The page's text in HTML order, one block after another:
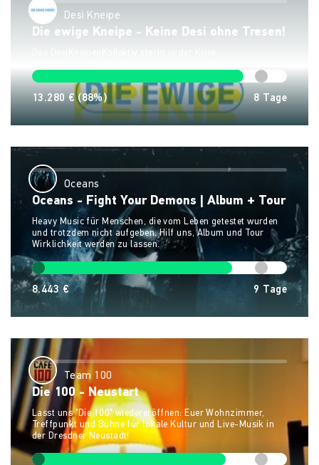
Desi Kneipe
Die ewige Kneipe - Keine Desi ohne Tresen!
13.280 €(88%) 8 Tage
Oceans
Oceans - Fight Your Demons | Album + Tour
Heavy Music für Menschen, die vom Leben getestet wurden
und trotzdem nicht aufgeben. Hilf uns, Album und Tour
Wirklichkeit werden zu lassen.
8.443 € 9 Tage
Team 100
Die 100 - Neustart
Lasst uns "Die 100" wiedereröffnen: Euer Wohnzimmer,
Treffpunkt und Bühne für lokale Kultur und Live-Musik in
der Dresdner Neustadt!